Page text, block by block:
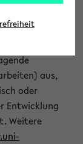
>. Die
aus,
oder
Entwicklung
Weitere